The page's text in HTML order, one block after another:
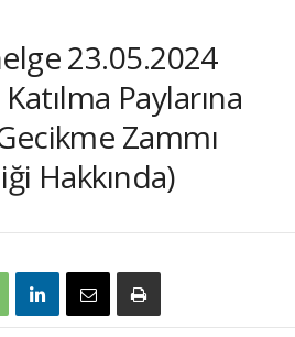
23.05.2024
Paylarına
Zammı
Hakkında)